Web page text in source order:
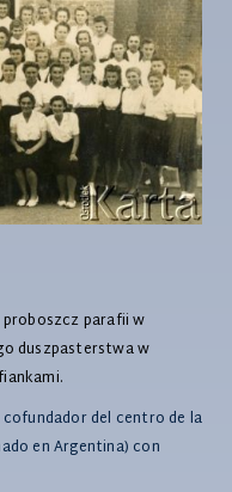
proboszcz parafii w
duszpasterstwa w
cofundador del centro de la
en Argentina) con